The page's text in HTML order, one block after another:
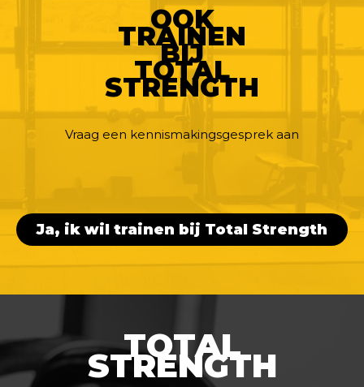
OOK
TRAINEN
BIJ
TOTAL
STRENGTH
Vraag een kennismakingsgesprek aan
Ja, ik wil trainen bij Total Strength
TOTAL
STRENGTH